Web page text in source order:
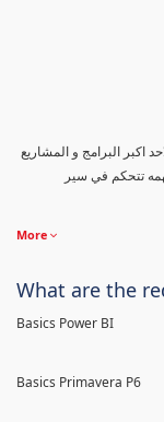
البرامج و المشاريع
تتحكم في سير
More
What are the
Basics Power BI
Basics Primavera P6